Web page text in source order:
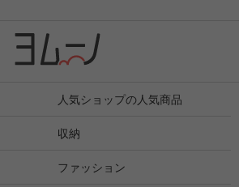
人気ショップの人気商品
収納
ファッション